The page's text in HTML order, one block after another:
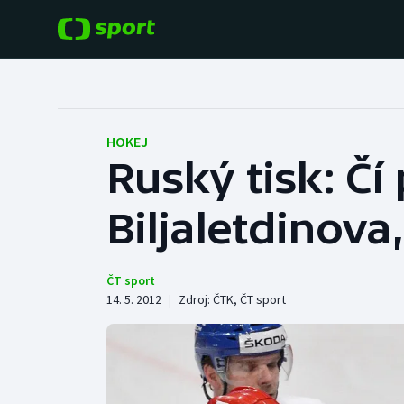
Hokej
Tenis
Cyklistika
Baseball a softbal
Basketbal
Boby a skeleton
Box
HOKEJ
Ruský tisk: Čí
ČT sport
14. 5. 2012 | Zdroj: ČTK, ČT sport